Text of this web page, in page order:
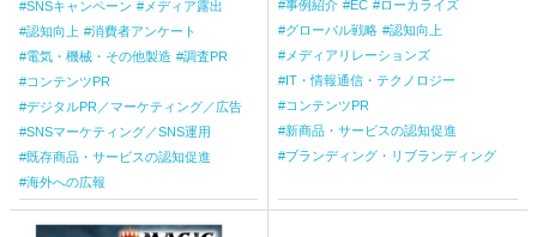
SNSキャンペーン
メディア露出
認知向上
消費者アンケート
電気・機械・その他製造
調査PR
コンテンツPR
デジタルPR／マーケティング／広告
SNSマーケティング／SNS運用
既存商品・サービスの認知促進
海外への広報
事例紹介 EC
ローカライズ
グローバル戦略
認知向上
メディアリレーションズ
IT・情報通信・テクノロジー
コンテンツPR
新商品・サービスの認知促進
ブランディング・リブランディング